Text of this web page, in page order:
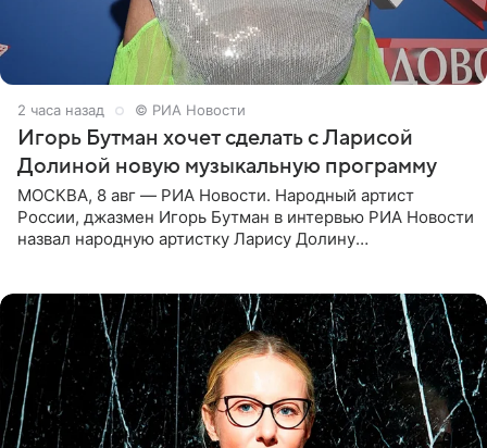
2 часа назад © РИА Новости
Игорь Бутман хочет сделать с Ларисой
Долиной новую музыкальную программу
МОСКВА, 8 авг — РИА Новости. Народный артист
России, джазмен Игорь Бутман в интервью РИА Новости
назвал народную артистку Ларису Долину